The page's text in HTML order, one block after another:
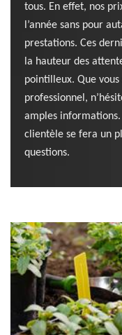
tous. En effet, nos
l’année sans pour
prestations. Ces
la hauteur des
pointilleux. Que
professionnel,
amples
clientèle se fera un
questions.